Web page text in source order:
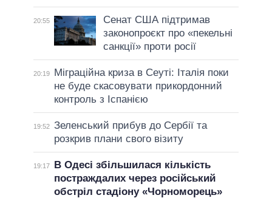
20:55
Сенат США підтримав
законопроєкт про «пекельні
санкції» проти росії
20:19
Міграційна криза в Сеуті: Італія поки
не буде скасовувати прикордонний
контроль з Іспанією
19:52 Зеленський прибув до Сербії та
розкрив плани свого візиту
19:17
В Одесі збільшилася кількість
постраждалих через російський
обстріл стадіону «Чорноморець»